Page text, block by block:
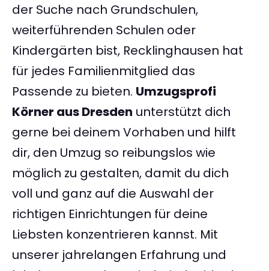
der Suche nach Grundschulen,
weiterführenden Schulen oder
Kindergärten bist, Recklinghausen hat
für jedes Familienmitglied das
Passende zu bieten. Umzugsprofi
Körner aus Dresden unterstützt dich
gerne bei deinem Vorhaben und hilft
dir, den Umzug so reibungslos wie
möglich zu gestalten, damit du dich
voll und ganz auf die Auswahl der
richtigen Einrichtungen für deine
Liebsten konzentrieren kannst. Mit
unserer jahrelangen Erfahrung und